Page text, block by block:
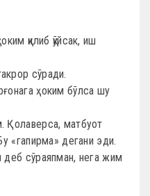
қилиб қўйсак, иш
сўради.
ҳоким бўлса шу
Қолаверса, матбуот
«гапирма» дегани эди.
сўраяпман, нега жим